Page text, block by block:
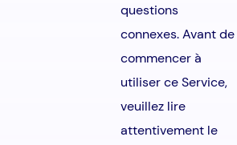
questions
connexes. Avant de
commencer à
utiliser ce Service,
veuillez lire
attentivement le